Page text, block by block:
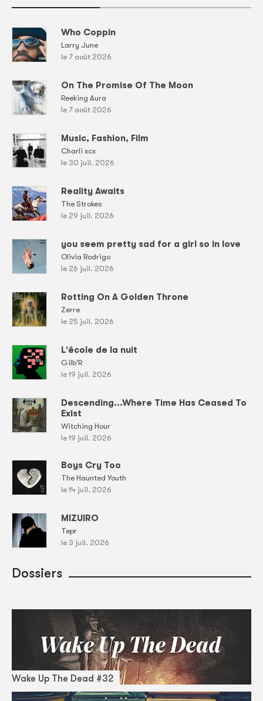
Who Coppin
Larry June
le 7 août 2026
On The Promise Of The Moon
Reeking Aura
le 7 août 2026
Music, Fashion, Film
Charli xcx
le 30 juil. 2026
Reality Awaits
The Strokes
le 29 juil. 2026
you seem pretty sad for a girl so in love
Olivia Rodrigo
le 26 juil. 2026
Rotting On A Golden Throne
Zerre
le 25 juil. 2026
L'école de la nuit
Gilb'R
le 19 juil. 2026
Descending...Where Time Has Ceased To
Exist
Witching Hour
le 19 juil. 2026
Boys Cry Too
The Haunted Youth
le 14 juil. 2026
MIZUIRO
Tepr
le 3 juil. 2026
Dossiers
Wake Up The Dead #32